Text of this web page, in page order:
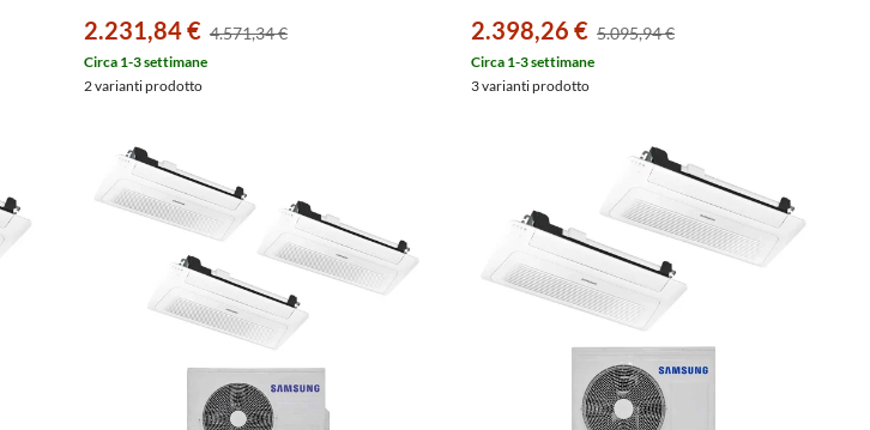
2.231,84 € 4.571,34 €
Circa 1-3 settimane
2 varianti prodotto
2.398,26 € 5.095,94 €
Circa 1-3 settimane
3 varianti prodotto